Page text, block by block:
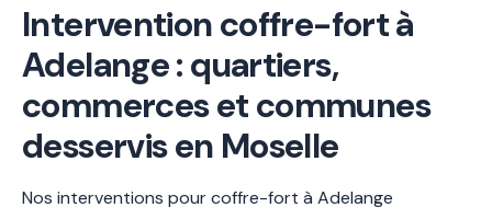
Intervention coffre-fort à
Adelange : quartiers,
commerces et communes
desservis en Moselle
Nos interventions pour coffre-fort à Adelange